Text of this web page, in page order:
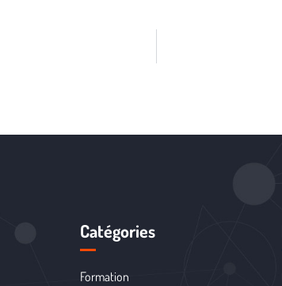
Catégories
Formation